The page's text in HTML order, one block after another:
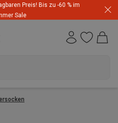
Preis! Bis zu -60 % im
Sale